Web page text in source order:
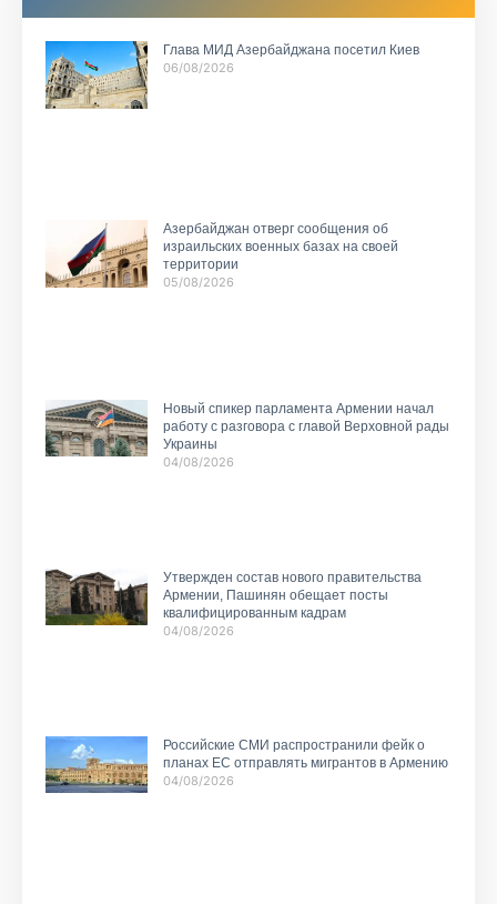
Глава МИД Азербайджана посетил Киев
06/08/2026
Азербайджан отверг сообщения об
израильских военных базах на своей
территории
05/08/2026
Новый спикер парламента Армении начал
работу с разговора с главой Верховной рады
Украины
04/08/2026
Утвержден состав нового правительства
Армении, Пашинян обещает посты
квалифицированным кадрам
04/08/2026
Российские СМИ распространили фейк о
планах ЕС отправлять мигрантов в Армению
04/08/2026